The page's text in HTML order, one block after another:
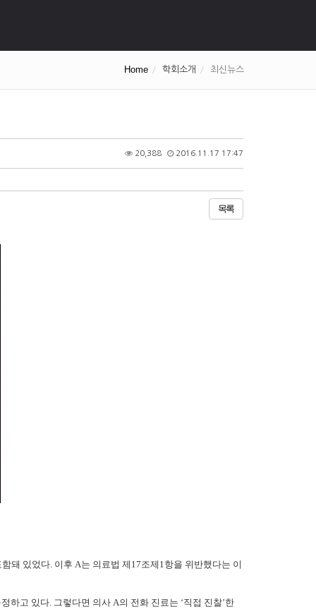
Home 학회소개 최신뉴스
20,388 2016.11.17 17:47
목록
돼 있었다. 이후 A는 의료법 제17조제1항을 위반했다는 이
하고 있다. 그렇다면 의사 A의 전화 진료는 ‘직접 진찰’한